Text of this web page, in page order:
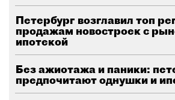
Петербург возглавил топ
продажам новостроек с
ипотекой
Без ажиотажа и паники:
предпочитают однушки и